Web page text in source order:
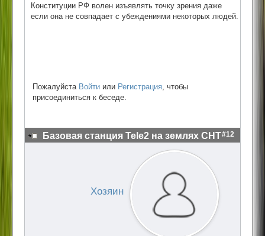
Конституции РФ волен изъявлять точку зрения даже
если она не совпадает с убеждениями некоторых людей.
Пожалуйста Войти или Регистрация, чтобы
присоединиться к беседе.
Базовая станция Tele2 на землях СНТ#12
Хозяин